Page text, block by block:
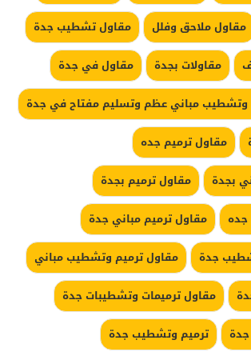
مقاول ملاحق وفلل
مقاول تشطيب جدة
مقاولات بجدة
مقاول في جدة
وتشطيب مباني عظم وتسليم مفتاح في جدة
مقاول ترميم جده
بجدة
مقاول ترميم بجدة
مقاول ترميم مباني جدة
جدة
مقاول ترميم وتشطيب مباني
مقاول ترميمات وتشطيبات جدة
ترميم وتشطيب جدة